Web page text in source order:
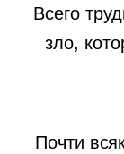
Всего
зло,
Почти